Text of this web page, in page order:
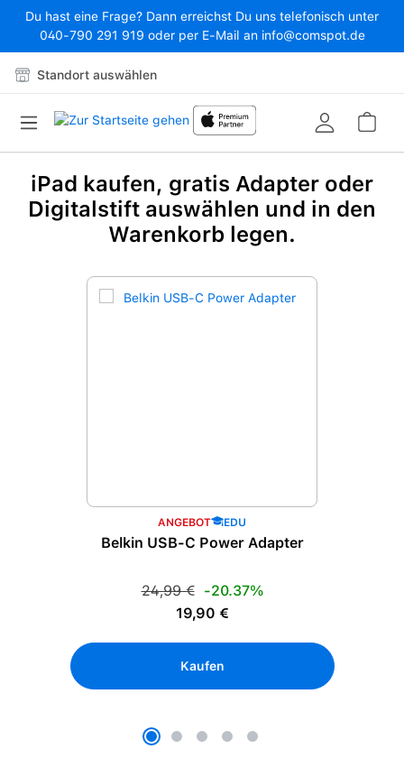
Zum Hauptinhalt springen
Du hast eine Frage? Dann erreichst Du uns telefonisch unter
040-790 291 919 oder per E-Mail an info@comspot.de
Standort auswählen
Produktgalerie überspringen
iPad kaufen, gratis Adapter oder
Digitalstift auswählen und in den
Warenkorb legen.
ANGEBOT EDU
Belkin USB-C Power Adapter
Verkaufspreis:
Regulärer Preis:
24,99 €
-20.37%
19,90 €
Kaufen